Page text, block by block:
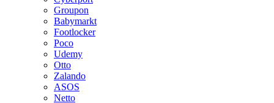
Groupon
Babymarkt
Footlocker
Poco
Udemy
Otto
Zalando
ASOS
Netto